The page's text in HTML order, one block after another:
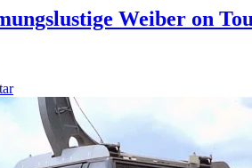
Weiber on